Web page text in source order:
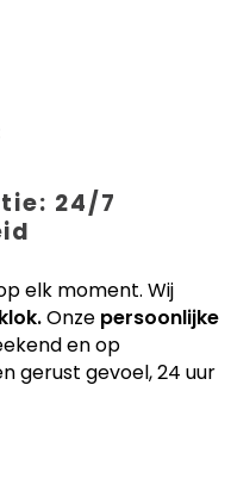
24/7
elk moment. Wij
Onze persoonlijke
en op
gerust gevoel, 24 uur